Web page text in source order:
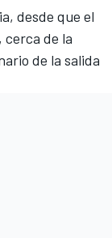
desde que el
cerca de la
de la salida